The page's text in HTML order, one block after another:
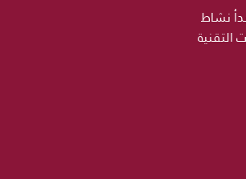
من وزارة التعليم العالي والبحث العلمي برقم 1358وتاريخ 26/7/2008م. بدأ نشاط
اضيف اسم كلية الحكمة في 2007م للتخصصات التقنية